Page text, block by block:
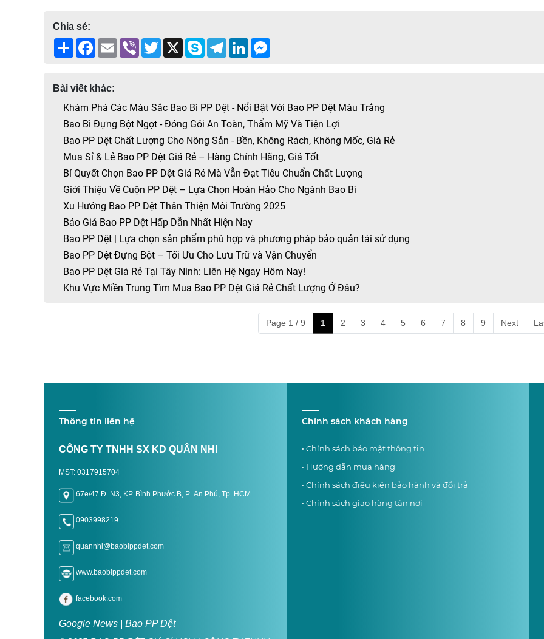
Chia sẻ:
ShareFacebook
EmailViber Twitter
X SkypeTelegramLinkedIn
Bài viết khác:
Khám Phá Các Màu Sắc Bao Bì PP Dệt - Nổi Bật Với Bao PP Dệt Màu Trắng
Bao Bì Đựng Bột Ngọt - Đóng Gói An Toàn, Thẩm Mỹ Và Tiện Lợi
Bao PP Dệt Chất Lượng Cho Nông Sản - Bền, Không Rách, Không Mốc, Giá Rẻ
Mua Sỉ & Lẻ Bao PP Dệt Giá Rẻ – Hàng Chính Hãng, Giá Tốt
Bí Quyết Chọn Bao PP Dệt Giá Rẻ Mà Vẫn Đạt Tiêu Chuẩn Chất Lượng
Giới Thiệu Về Cuộn PP Dệt – Lựa Chọn Hoàn Hảo Cho Ngành Bao Bì
Xu Hướng Bao PP Dệt Thân Thiện Môi Trường 2025
Báo Giá Bao PP Dệt Hấp Dẫn Nhất Hiện Nay
Bao PP Dệt | Lựa chọn sản phẩm phù hợp và phương pháp bảo quản tái sử dụng
Bao PP Dệt Đựng Bột – Tối Ưu Cho Lưu Trữ và Vận Chuyển
Bao PP Dệt Giá Rẻ Tại Tây Ninh: Liên Hệ Ngay Hôm Nay!
Khu Vực Miền Trung Tìm Mua Bao PP Dệt Giá Rẻ Chất Lượng Ở Đâu?
Page 1 / 9 1 2 3 4 5 6 7 8 9 Next
Thông tin liên hệ
CÔNG TY TNHH SX KD QUÂN NHI
MST: 0317915704
67e/47 Đ. N3, KP. Bình Phước B, P. An Phú, Tp. HCM
0903998219
quannhi@baobippdet.com
www.baobippdet.com
facebook.com
Google News | Bao PP Dệt
Chính sách khách hàng
• Chính sách bảo mật thông tin
• Hướng dẫn mua hàng
• Chính sách điều kiện bảo hành và đổi trả
• Chính sách giao hàng tận nơi